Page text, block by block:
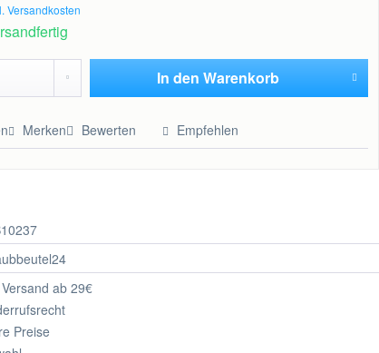
Versandkosten
In den Warenkorb
Merken Bewerten Empfehlen
ab 29€
Preise